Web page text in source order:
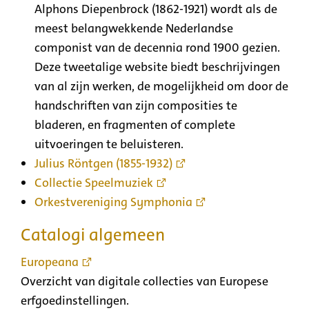
Alphons Diepenbrock (1862-1921) wordt als de
meest belangwekkende Nederlandse
componist van de decennia rond 1900 gezien.
Deze tweetalige website biedt beschrijvingen
van al zijn werken, de mogelijkheid om door de
handschriften van zijn composities te
bladeren, en fragmenten of complete
uitvoeringen te beluisteren.
Julius Röntgen (1855-1932)
Collectie Speelmuziek
Orkestvereniging Symphonia
Catalogi algemeen
Europeana
Overzicht van digitale collecties van Europese
erfgoedinstellingen.